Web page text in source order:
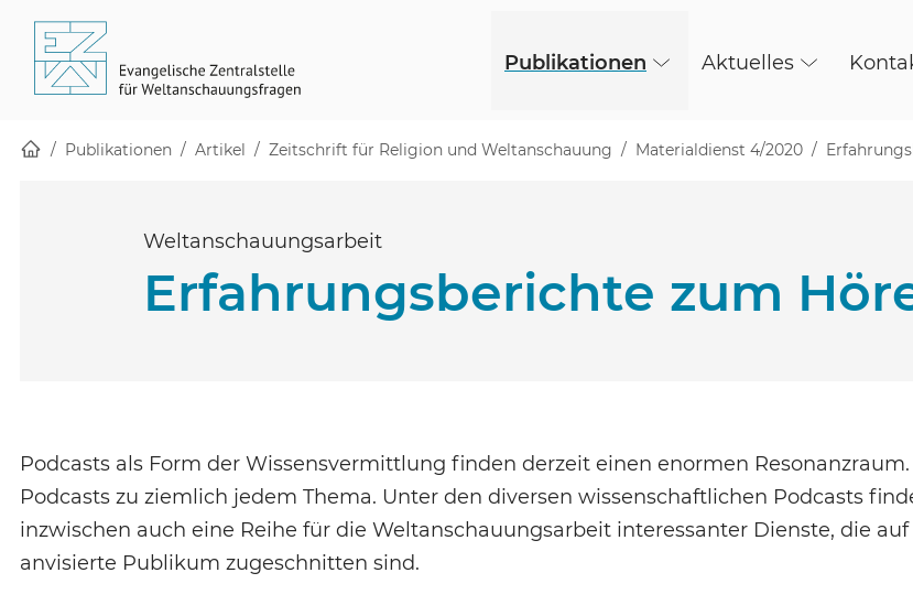
Skip to main content
Publikationen
Aktuelles
Publikationen Artikel Zeitschrift für Religion und Weltanschauung Materialdienst 4/2020
Weltanschauungsarbeit
Erfahrungsberichte zum
Podcasts als Form der Wissensvermittlung finden derzeit einen enormen
Podcasts zu ziemlich jedem Thema. Unter den diversen wissenschaftlichen Podcasts
inzwischen auch eine Reihe für die Weltanschauungsarbeit interessanter Dienste, die
anvisierte Publikum zugeschnitten sind.
(öffnet in einem neuen Fenster)
(öffnet in einem neuen Fenster)